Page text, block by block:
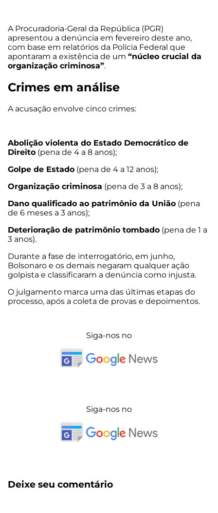
A Procuradoria-Geral da República (PGR)
apresentou a denúncia em fevereiro deste ano,
com base em relatórios da Polícia Federal que
apontaram a existência de um “núcleo crucial da
organização criminosa”.
Crimes em análise
A acusação envolve cinco crimes:
Abolição violenta do Estado Democrático de
Direito (pena de 4 a 8 anos);
Golpe de Estado (pena de 4 a 12 anos);
Organização criminosa (pena de 3 a 8 anos);
Dano qualificado ao patrimônio da União (pena
de 6 meses a 3 anos);
Deterioração de patrimônio tombado (pena de 1 a
3 anos).
Durante a fase de interrogatório, em junho,
Bolsonaro e os demais negaram qualquer ação
golpista e classificaram a denúncia como injusta.
O julgamento marca uma das últimas etapas do
processo, após a coleta de provas e depoimentos.
Siga-nos no
Siga-nos no
Deixe seu comentário